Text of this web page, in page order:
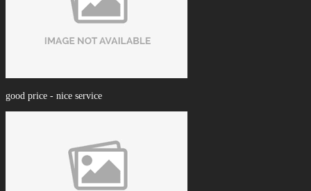
good price - nice service